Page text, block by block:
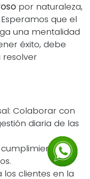
por naturaleza,
que el
una mentalidad
éxito, debe
resolver
Colaborar con
diaria de las
de
los clientes en la